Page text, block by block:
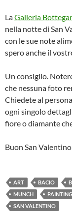
LaGalleria
nella notte di San
con le sue note
spero anche il
Un consiglio.
che nessuna foto
Chiedete al
ogni singolo
fiore o diamante
Buon San
ART BACIO
MUNCH
PAINTING
SAN VALENTINO